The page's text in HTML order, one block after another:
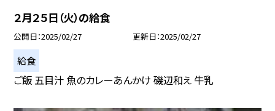
２月２５日（火）の給食
公開日 2025/02/27 更新日 2025/02/27
給食
ご飯 五目汁 魚のカレーあんかけ 磯辺和え 牛乳